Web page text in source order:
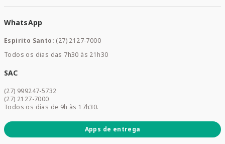
Saúde e Bem-estar
Mamães e Bebê
Dermocosméticos
Promoções
WhatsApp
Espirito Santo: (27) 2127-7000
Todos os dias das 7h30 às 21h30
SAC
(27) 999247-5732
(27) 2127-7000
Todos os dias de 9h às 17h30.
Apps de entrega